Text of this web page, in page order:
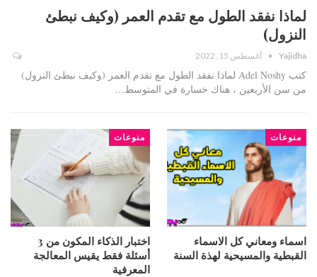
لماذا نفقد الطول مع تقدم العمر (وكيف نبطئ
النزول)
Yajidha أغسطس 15, 2022
كتب Adel Noshy لماذا نفقد الطول مع تقدم العمر (وكيف نبطئ النزول)
من سن الأربعين ، هناك خسارة في المتوسط…
منوعات
اسماء ومعاني كل الاسماء
القبطية والمسيحية لهذة السنة
منوعات
اختبار الذكاء المكون من 3
أسئلة فقط يقيس المعالجة
المعرفية